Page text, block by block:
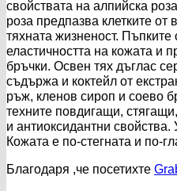
свойствата на алпийска
роза предпазва клетките
тяхната жизненост. Пъпките
еластичността на кожата и
бръчки. Освен тях дъглас
съдържа и коктейл от
ръж, кленов сироп и соево
техните повдигащи,
и антиоксидантни
Кожата е по-стегната и по-
Благодаря ,че посетихте